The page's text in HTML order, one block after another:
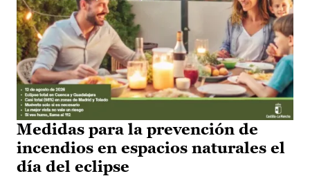
Medidas para la prevención de
incendios en espacios naturales el
día del eclipse